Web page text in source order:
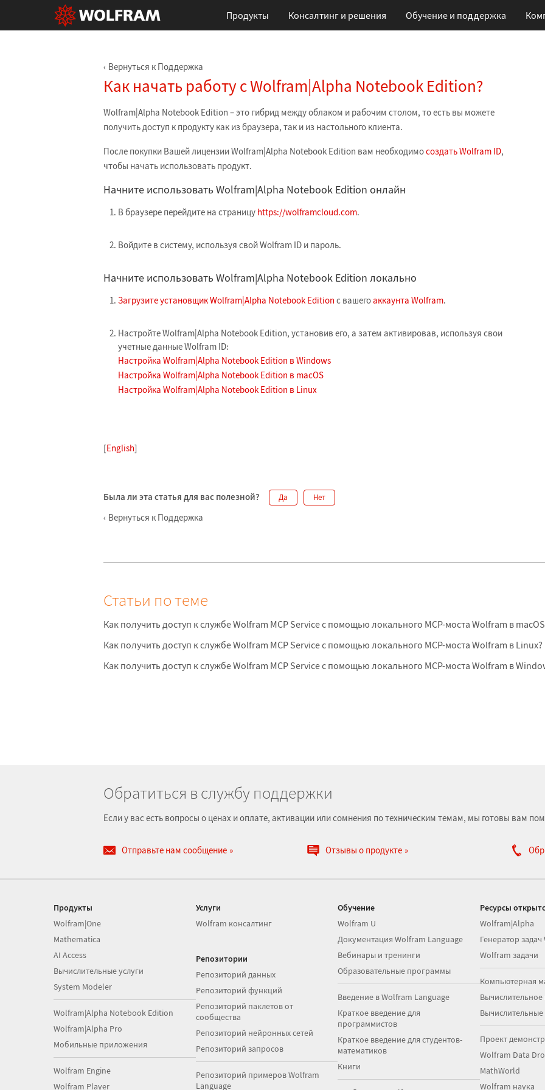
Продукты Консалтинг и решения Обучениеи поддержка
Вернуться к Поддержка
Как начать работу с Wolfram|Alpha Notebook Edition?
Wolfram|Alpha Notebook Edition – это гибрид между облаком и рабочим столом, то есть вы можете
получить доступ к продукту как из браузера, так и из настольного клиента.
После покупки Вашей лицензии Wolfram|Alpha Notebook Edition вам необходимосоздать Wolfram ID,
чтобы начать использовать продукт.
Начните использовать Wolfram|Alpha Notebook Edition онлайн
В браузере перейдите на страницу https://wolframcloud.com.
Войдите в систему, используя свой Wolfram ID и пароль.
Начните использовать Wolfram|Alpha Notebook Edition локально
Загрузите установщик Wolfram|Alpha Notebook Edition с вашегоаккаунта Wolfram.
Настройте Wolfram|Alpha Notebook Edition, установив его, а затем активировав, используя свои
учетные данные Wolfram ID:
Настройка Wolfram|Alpha Notebook Edition в Windows
Настройка Wolfram|Alpha Notebook Edition в macOS
Настройка Wolfram|Alpha Notebook Edition в Linux
[English]
Была ли эта статья для вас полезной? Да Нет
Вернуться к Поддержка
Статьи по теме
Как получить доступ к службе Wolfram MCP Service с помощью локального MCP-моста Wolfram в
Как получить доступ к службе Wolfram MCP Service с помощью локального MCP-моста Wolfram в Linux?
Как получить доступ к службе Wolfram MCP Service с помощью локального MCP-моста Wolfram в
Обратиться в службу поддержки
Если у вас есть вопросы о ценах и оплате, активации или сомнения по техническим темам, мы готовы вам
Отправьте нам сообщение Отзывы о продукте
Продукты
Wolfram|One
Mathematica
AI Access
Вычислительные услуги
System Modeler
Wolfram|Alpha Notebook Edition
Wolfram|Alpha Pro
Мобильные приложения
Wolfram Engine
Wolfram Player
Услуги
Wolfram консалтинг
Репозитории
Репозиторий данных
Репозиторий функций
Репозиторий паклетов от
сообщества
Репозиторий нейронных сетей
Репозиторий запросов
Репозиторий примеров Wolfram
Language
Обучение
Wolfram U
Документация Wolfram Language
Вебинары и тренинги
Образовательные программы
Введение в Wolfram Language
Краткое введение для
программистов
Краткое введение для студентов-
математиков
Книги
Ресурсы
Wolfram|Alpha
Генератор
Wolfram задачи
Компьютерная
Проект
Wolfram Data
MathWorld
Wolfram наука